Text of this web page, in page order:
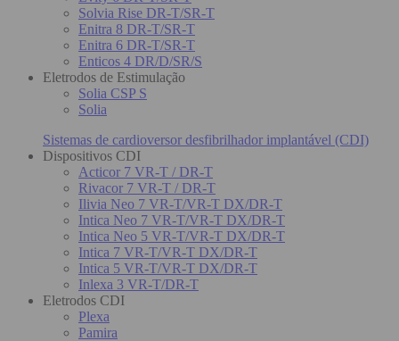
Solvia Rise DR-T/SR-T
Enitra 8 DR-T/SR-T
Enitra 6 DR-T/SR-T
Enticos 4 DR/D/SR/S
Eletrodos de Estimulação
Solia CSP S
Solia
Sistemas de cardioversor desfibrilhador implantável (CDI)
Dispositivos CDI
Acticor 7 VR-T / DR-T
Rivacor 7 VR-T / DR-T
Ilivia Neo 7 VR-T/VR-T DX/DR-T
Intica Neo 7 VR-T/VR-T DX/DR-T
Intica Neo 5 VR-T/VR-T DX/DR-T
Intica 7 VR-T/VR-T DX/DR-T
Intica 5 VR-T/VR-T DX/DR-T
Inlexa 3 VR-T/DR-T
Eletrodos CDI
Plexa
Pamira